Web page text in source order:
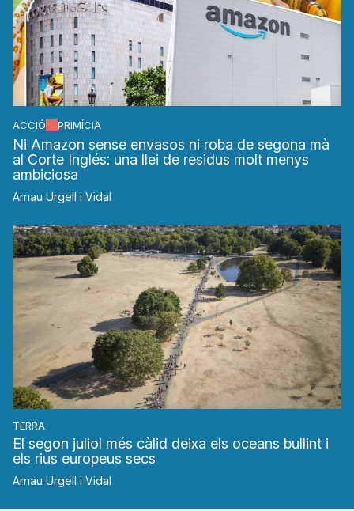
ACCIÓ PRIMÍCIA
Ni Amazon sense envasos ni roba de segona mà
al Corte Inglés: una llei de residus molt menys
ambiciosa
Arnau Urgell i Vidal
TERRA
El segon juliol més càlid deixa els oceans bullint i
els rius europeus secs
Arnau Urgell i Vidal